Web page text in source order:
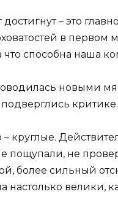
– это
в первом
способна наша
новыми
круглые.
пощупали, не
более сильный
настолько велики,